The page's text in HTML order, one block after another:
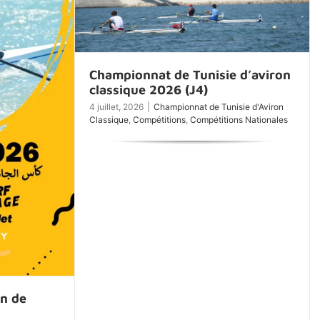
de
Championnat de Tunisie d’aviron
classique 2026 (J4)
4 juillet, 2026
Championnat de Tunisie d'Aviron
Classique,Compétitions,Compétitions Nationales